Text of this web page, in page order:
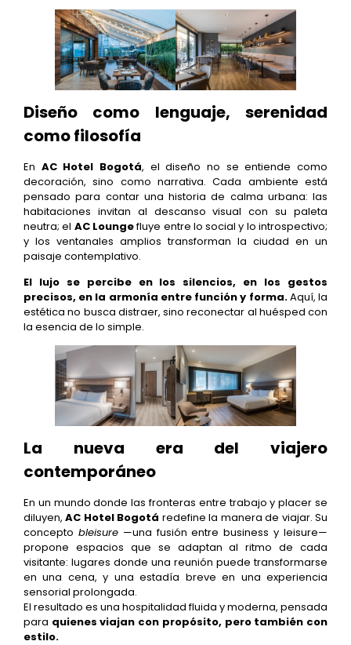
Diseño como lenguaje, serenidad
como filosofía
En AC Hotel Bogotá, el diseño no se entiende como
decoración, sino como narrativa. Cada ambiente está
pensado para contar una historia de calma urbana: las
habitaciones invitan al descanso visual con su paleta
neutra; el AC Loungefluye entre lo social y lo introspectivo;
y los ventanales amplios transforman la ciudad en un
paisaje contemplativo.
El lujo se percibe en los silencios, en los gestos
precisos, en la armonía entre función y forma.Aquí, la
estética no busca distraer, sino reconectar al huésped con
la esencia de lo simple.
La nueva era del viajero
contemporáneo
En un mundo donde las fronteras entre trabajo y placer se
diluyen,AC Hotel Bogotá redefine la manera de viajar. Su
concepto bleisure—una fusión entre business y leisure—
propone espacios que se adaptan al ritmo de cada
visitante: lugares donde una reunión puede transformarse
en una cena, y una estadía breve en una experiencia
sensorial prolongada.
El resultado es una hospitalidad fluida y moderna, pensada
para quienes viajan con propósito, pero también con
estilo.